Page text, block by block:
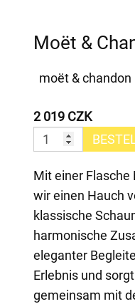
Moët &
moët &
2 019 CZK
Mit einer Flasche
wir einen Hauch
klassische
harmonische
eleganter
Erlebnis und
gemeinsam mit